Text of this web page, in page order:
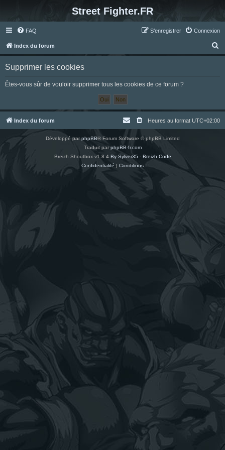
Street Fighter.FR
FAQ Connexion
S’enregistrer
Index du forum
e
h
Supprimer les cookies
Êtes-vous sûr de vouloir supprimer tous les cookies de ce forum ?
Index du forum Heures au format UTC+02:00
Développé parphpBB® Forum Software © phpBB Limited
Traduit parphpBB-fr.com
Breizh Shoutbox v1.8.4 By Sylver35 - Breizh Code
Confidentialité | Conditions